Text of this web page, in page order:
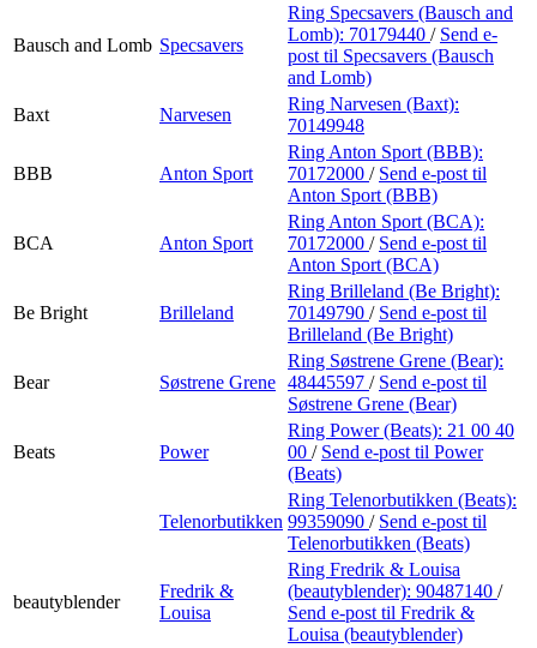
Bausch and Lomb Specsavers
Ring Specsavers (Bausch and
Lomb): 70179440 / Send e-
post til Specsavers (Bausch
and Lomb)
Baxt
Narvesen
Ring Narvesen (Baxt):
70149948
BBB Anton Sport
Ring Anton Sport (BBB):
70172000 / Send e-post til
Anton Sport (BBB)
BCA Anton Sport
Ring Anton Sport (BCA):
70172000 / Send e-post til
Anton Sport (BCA)
Be Bright Brilleland
Ring Brilleland (Be Bright):
70149790 / Send e-post til
Brilleland (Be Bright)
Bear Søstrene Grene
Ring Søstrene Grene (Bear):
48445597 / Send e-post til
Søstrene Grene (Bear)
Beats Power
Ring Power (Beats): 21 00 40
00 / Send e-post til Power
(Beats)
Telenorbutikken
Ring Telenorbutikken (Beats):
99359090 / Send e-post til
Telenorbutikken (Beats)
beautyblender
Fredrik &
Louisa
Ring Fredrik & Louisa
(beautyblender): 90487140 /
Send e-post til Fredrik &
Louisa (beautyblender)